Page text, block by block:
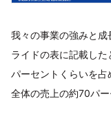
我々の事業の強みと
ライドの表に記載し
パーセントくらいを
全体の売上の約70パー